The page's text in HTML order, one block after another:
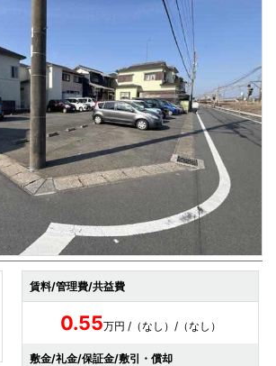
賃料/管理費/共益費
0.55万円 /（なし）/（なし）
敷金/礼金/保証金/敷引・償却